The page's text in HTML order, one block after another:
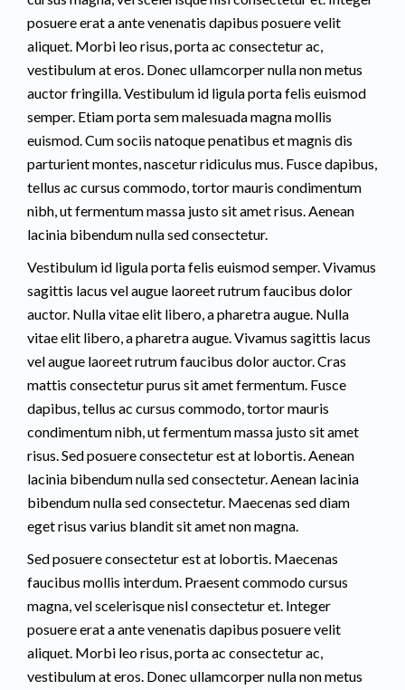
posuere erat a ante venenatis dapibus posuere velit
aliquet. Morbi leo risus, porta ac consectetur ac,
vestibulum at eros. Donec ullamcorper nulla non metus
auctor fringilla. Vestibulum id ligula porta felis euismod
semper. Etiam porta sem malesuada magna mollis
euismod. Cum sociis natoque penatibus et magnis dis
parturient montes, nascetur ridiculus mus. Fusce dapibus,
tellus ac cursus commodo, tortor mauris condimentum
nibh, ut fermentum massa justo sit amet risus. Aenean
lacinia bibendum nulla sed consectetur.
Vestibulum id ligula porta felis euismod semper. Vivamus
sagittis lacus vel augue laoreet rutrum faucibus dolor
auctor. Nulla vitae elit libero, a pharetra augue. Nulla
vitae elit libero, a pharetra augue. Vivamus sagittis lacus
vel augue laoreet rutrum faucibus dolor auctor. Cras
mattis consectetur purus sit amet fermentum. Fusce
dapibus, tellus ac cursus commodo, tortor mauris
condimentum nibh, ut fermentum massa justo sit amet
risus. Sed posuere consectetur est at lobortis. Aenean
lacinia bibendum nulla sed consectetur. Aenean lacinia
bibendum nulla sed consectetur. Maecenas sed diam
eget risus varius blandit sit amet non magna.
Sed posuere consectetur est at lobortis. Maecenas
faucibus mollis interdum. Praesent commodo cursus
magna, vel scelerisque nisl consectetur et. Integer
posuere erat a ante venenatis dapibus posuere velit
aliquet. Morbi leo risus, porta ac consectetur ac,
vestibulum at eros. Donec ullamcorper nulla non metus